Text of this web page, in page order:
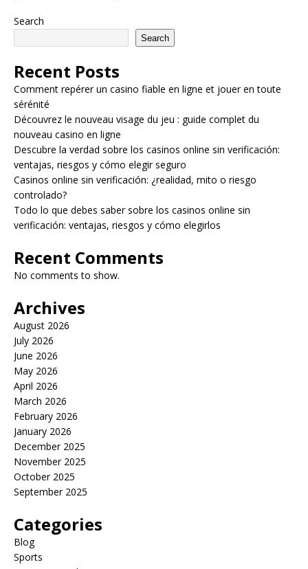
Search
Search
Recent Posts
Comment repérer un casino fiable en ligne et jouer en toute
sérénité
Découvrez le nouveau visage du jeu : guide complet du
nouveau casino en ligne
Descubre la verdad sobre los casinos online sin verificación:
ventajas, riesgos y cómo elegir seguro
Casinos online sin verificación: ¿realidad, mito o riesgo
controlado?
Todo lo que debes saber sobre los casinos online sin
verificación: ventajas, riesgos y cómo elegirlos
Recent Comments
No comments to show.
Archives
August 2026
July 2026
June 2026
May 2026
April 2026
March 2026
February 2026
January 2026
December 2025
November 2025
October 2025
September 2025
Categories
Blog
Sports